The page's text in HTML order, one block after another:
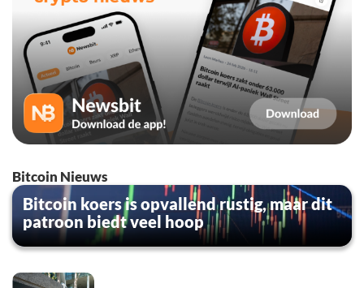
Bitcoin Nieuws
Bitcoin koers is opvallend rustig, maar dit
patroon biedt veel hoop